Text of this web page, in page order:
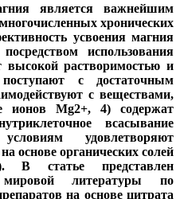
является важнейшим
хронических
усвоения магния
использования
высокой растворимостью и
с достаточным
с веществами,
ионов Mg2+, 4) содержат
всасывание
удовлетворяют
основе органических солей
В статье представлен
мировой литературы по
на основе цитрата